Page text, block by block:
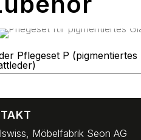
Pflegeset P (pigmentiertes
Möbelfabrik Seon AG